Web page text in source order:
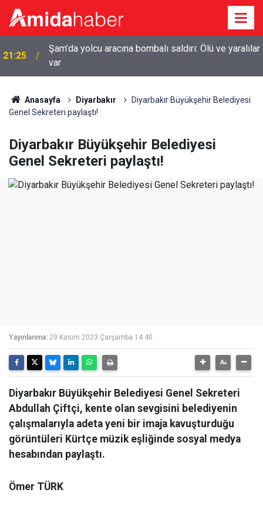
21:25
Şam’da yolcu aracına bombalı saldırı: Ölü ve yaralılar
var
20:44
Diyarbakır’da sulama kanalına giren genç boğuldu
Anasayfa Diyarbakır
Diyarbakır Büyükşehir Belediyesi
Genel Sekreteri paylaştı!
Diyarbakır Büyükşehir Belediyesi
Genel Sekreteri paylaştı!
Yayınlanma: 29 Kasım 2023 Çarşamba 14:40
Diyarbakır Büyükşehir Belediyesi Genel Sekreteri
Abdullah Çiftçi, kente olan sevgisini belediyenin
çalışmalarıyla adeta yeni bir imaja kavuşturduğu
görüntüleri Kürtçe müzik eşliğinde sosyal medya
hesabından paylaştı.
Ömer TÜRK